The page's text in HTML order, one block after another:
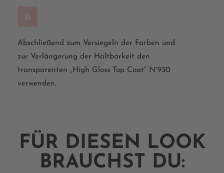
Abschließend zum Versiegeln der Farben und
zur Verlängerung der Haltbarkeit den
transparenten „High Gloss Top Coat“ N°930
verwenden.
FÜR DIESEN LOOK
BRAUCHST DU: